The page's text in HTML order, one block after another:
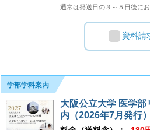
通常は発送日の３～５日後に
資料請
学部学科案内
大阪公立大学 医学
内（2026年7月発行）